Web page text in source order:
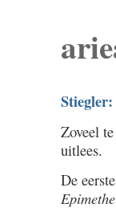
Stiegler:
Zoveel
uitlees.
De